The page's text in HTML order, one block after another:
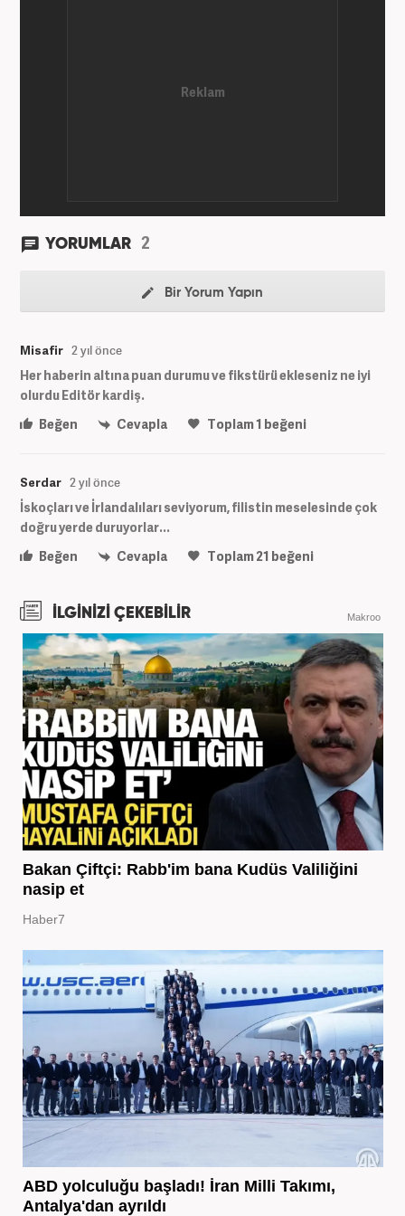
YORUMLAR 2
Bir Yorum Yapın
Misafir 2 yıl önce
Her haberin altına puan durumu ve fikstürü ekleseniz ne iyi
olurdu Editör kardiş.
Beğen
Cevapla Toplam1 beğeni
Serdar 2 yıl önce
İskoçları ve İrlandalıları seviyorum, filistin meselesinde çok
doğru yerde duruyorlar...
Beğen
Cevapla Toplam21 beğeni
İLGİNİZİ ÇEKEBİLİR Makroo
Bakan Çiftçi: Rabb'im bana Kudüs Valiliğini
nasip et
Haber7
ABD yolculuğu başladı! İran Milli Takımı,
Antalya'dan ayrıldı